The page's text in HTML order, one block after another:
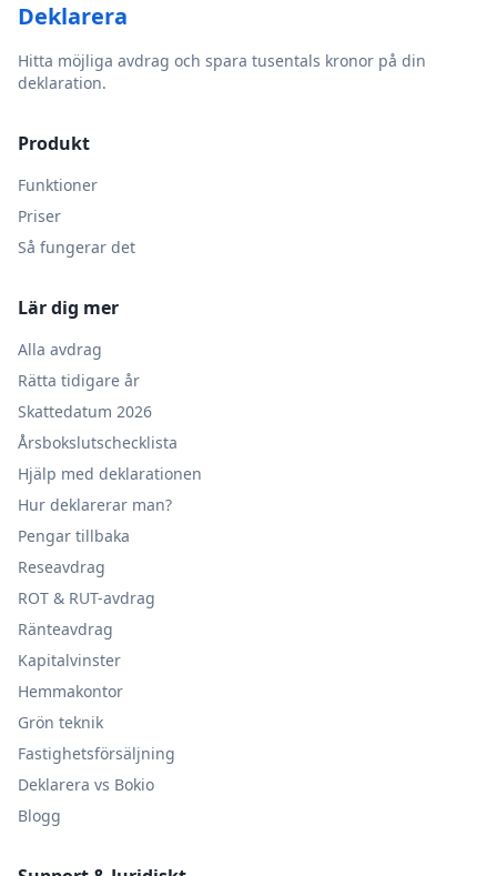
Deklarera
Hitta möjliga avdrag och spara tusentals kronor på din
deklaration.
Produkt
Funktioner
Priser
Så fungerar det
Lär dig mer
Alla avdrag
Rätta tidigare år
Skattedatum 2026
Årsbokslutschecklista
Hjälp med deklarationen
Hur deklarerar man?
Pengar tillbaka
Reseavdrag
ROT & RUT-avdrag
Ränteavdrag
Kapitalvinster
Hemmakontor
Grön teknik
Fastighetsförsäljning
Deklarera vs Bokio
Blogg